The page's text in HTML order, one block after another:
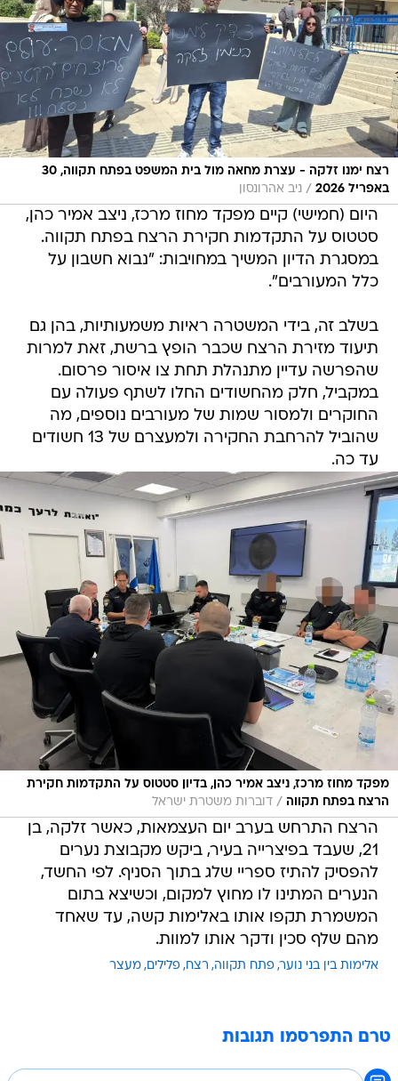
רצח ימנו זלקה - עצרת מחאה מול בית המשפט בפתח תקווה, 30
באפריל 2026
/ ניב אהרונסון
היום (חמישי) קיים מפקד מחוז מרכז, ניצב אמיר כהן,
סטטוס על התקדמות חקירת הרצח בפתח תקווה.
במסגרת הדיון המשיך במחויבות: "נבוא חשבון על
כלל המעורבים".
בשלב זה, בידי המשטרה ראיות משמעותיות, בהן גם
תיעוד מזירת הרצח שכבר הופץ ברשת, זאת למרות
שהפרשה עדיין מתנהלת תחת צו איסור פרסום.
במקביל, חלק מהחשודים החלו לשתף פעולה עם
החוקרים ולמסור שמות של מעורבים נוספים, מה
שהוביל להרחבת החקירה ולמעצרם של 13 חשודים
עד כה.
מפקד מחוז מרכז, ניצב אמיר כהן, בדיון סטטוס על התקדמות חקירת
הרצח בפתח תקווה / דוברות משטרת ישראל
הרצח התרחש בערב יום העצמאות, כאשר זלקה, בן
21, שעבד בפיצרייה בעיר, ביקש מקבוצת נערים
להפסיק להתיז ספריי שלג בתוך הסניף. לפי החשד,
הנערים המתינו לו מחוץ למקום, וכשיצא בתום
המשמרת תקפו אותו באלימות קשה, עד שאחד
מהם שלף סכין ודקר אותו למוות.
אלימות בין בני נוער פתח תקווה רצח פלילים מעצר
טרם התפרסמו תגובות